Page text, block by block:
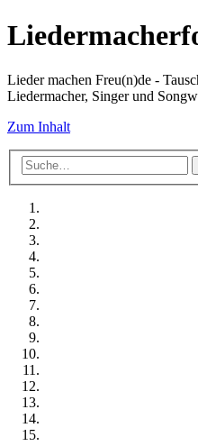
Lieder machen Freu(n)de -
Liedermacher, Singer und
Zum Inhalt